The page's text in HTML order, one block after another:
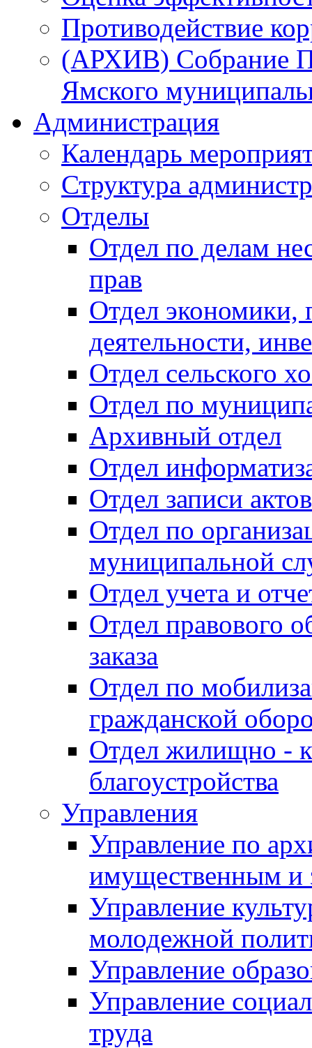
Противодействие
(АРХИВ) Собрание
Ямского
Администрация
Календарь
Структура
Отделы
Отдел по делам
прав
Отдел экономики,
деятельности,
Отдел сельского
Отдел по
Архивный отдел
Отдел
Отдел записи
Отдел по
муниципальной
Отдел учета и
Отдел правового
заказа
Отдел по
гражданской
Отдел жилищно -
благоустройства
Управления
Управление по
имущественным и
Управление
молодежной
Управление
Управление
труда